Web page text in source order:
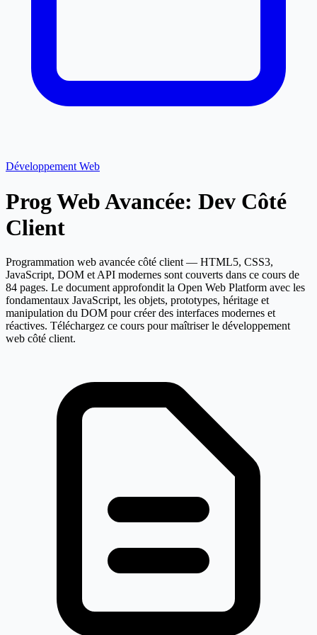
Développement Web
Prog Web Avancée: Dev Côté
Client
Programmation web avancée côté client — HTML5, CSS3,
JavaScript, DOM et API modernes sont couverts dans ce cours de
84 pages. Le document approfondit la Open Web Platform avec les
fondamentaux JavaScript, les objets, prototypes, héritage et
manipulation du DOM pour créer des interfaces modernes et
réactives. Téléchargez ce cours pour maîtriser le développement
web côté client.